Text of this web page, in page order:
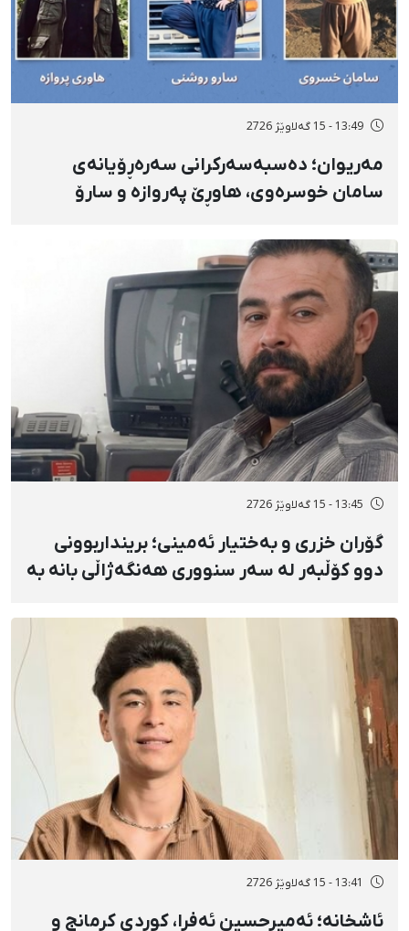
13:49 - 15 گەلاوێژ 2726
مەریوان؛ دەسبەسەرکرانی سەرەڕۆیانەی
سامان خوسرەوی، هاوڕێ پەروازە و سارۆ
گواستنەوەیان بۆ شوێنێکی نادیار
13:45 - 15 گەلاوێژ 2726
گۆران خزری و بەختیار ئەمینی؛ برینداربوونی
دوو کۆڵبەر لە سەر سنووری هەنگەژاڵی بانه بە
تەقینەوەی مین
13:41 - 15 گەلاوێژ 2726
ئاشخانە؛ ئەمیرحسین ئەفرا، کوردی کرمانج و